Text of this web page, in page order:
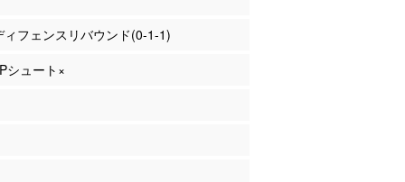
ィフェンスリバウンド(0-1-1)
シュート×